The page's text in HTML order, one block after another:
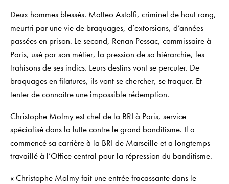
Deux hommes blessés. Matteo Astolfi, criminel de haut rang,
meurtri par une vie de braquages, d’extorsions, d’années
passées en prison. Le second, Renan Pessac, commissaire à
Paris, usé par son métier, la pression de sa hiérarchie, les
trahisons de ses indics. Leurs destins vont se percuter. De
braquages en filatures, ils vont se chercher, se traquer. Et
tenter de connaître une impossible rédemption.
Christophe Molmy est chef de la BRI à Paris, service
spécialisé dans la lutte contre le grand banditisme. Il a
commencé sa carrière à la BRI de Marseille et a longtemps
travaillé à l’Office central pour la répression du banditisme.
« Christophe Molmy fait une entrée fracassante dans le